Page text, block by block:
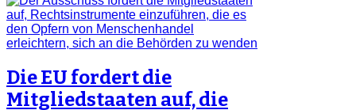
Die EU fordert die
Mitgliedstaaten auf, die